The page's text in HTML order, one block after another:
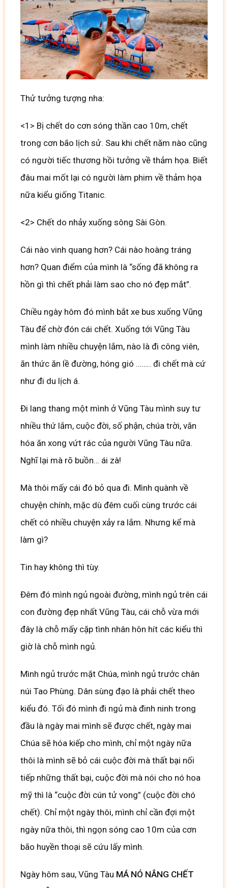
Thử tưởng tượng nha:
<1> Bị chết do cơn sóng thần cao 10m, chết
trong cơn bão lịch sử. Sau khi chết năm nào cũng
có người tiếc thương hồi tưởng về thảm họa. Biết
đâu mai mốt lại có người làm phim về thảm họa
nữa kiểu giống Titanic.
<2> Chết do nhảy xuống sông Sài Gòn.
Cái nào vinh quang hơn? Cái nào hoàng tráng
hơn? Quan điểm của mình là “sống đã không ra
hồn gì thì chết phải làm sao cho nó đẹp mắt”.
Chiều ngày hôm đó mình bắt xe bus xuống Vũng
Tàu để chờ đón cái chết. Xuống tới Vũng Tàu
mình làm nhiều chuyện lắm, nào là đi công viên,
ăn thức ăn lề đường, hóng gió …….. đi chết mà cứ
như đi du lịch á.
Đi lang thang một mình ở Vũng Tàu mình suy tư
nhiều thứ lắm, cuộc đời, số phận, chúa trời, văn
hóa ăn xong vứt rác của người Vũng Tàu nữa.
Nghĩ lại mà rõ buồn… ái zà!
Mà thôi mấy cái đó bỏ qua đi. Mình quành về
chuyện chính, mặc dù đêm cuối cùng trước cái
chết có nhiều chuyện xảy ra lắm. Nhưng kể mà
làm gì?
Tin hay không thì tùy.
Đêm đó mình ngủ ngoài đường, mình ngủ trên cái
con đường đẹp nhất Vũng Tàu, cái chỗ vừa mới
đây là chỗ mấy cặp tình nhân hôn hít các kiểu thì
giờ là chỗ mình ngủ.
Mình ngủ trước mặt Chúa, mình ngủ trước chân
núi Tao Phùng. Dân sùng đạo là phải chết theo
kiểu đó. Tối đó mình đi ngủ mà đinh ninh trong
đầu là ngày mai mình sẽ được chết, ngày mai
Chúa sẽ hóa kiếp cho mình, chỉ một ngày nữa
thôi là mình sẽ bỏ cái cuộc đời mà thất bại nối
tiếp những thất bại, cuộc đời mà nói cho nó hoa
mỹ thì là “cuộc đời cún tử vong” (cuộc đời chó
chết). Chỉ một ngày thôi, mình chỉ cần đợi một
ngày nữa thôi, thì ngọn sóng cao 10m của cơn
bão huyền thoại sẽ cứu lấy mình.
Ngày hôm sau, Vũng Tàu MÁ NÓ NẮNG CHẾT